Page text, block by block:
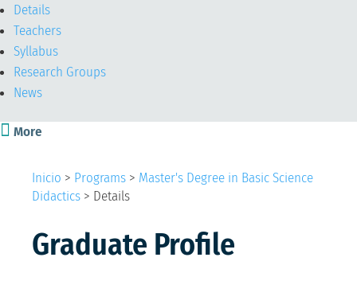
Details
Teachers
Syllabus
Research Groups
News
 More
Inicio > Programs > Master's Degree in Basic Science
Didactics > Details
Graduate Profile